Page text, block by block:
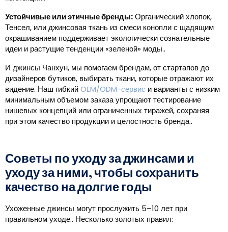
Устойчивые или этичные бренды:Органический хлопок,
Тенсел, или джинсовая ткань из смеси конопли с щадящим
окрашиванием поддерживает экологически сознательные
идеи и растущие тенденции «зеленой» моды..
И джинсы Чанхун, мы помогаем брендам, от стартапов до
дизайнеров бутиков, выбирать ткани, которые отражают их
видение. Наш гибкийOEM/ODM-сервис и варианты с низким
минимальным объемом заказа упрощают тестирование
нишевых концепций или ограниченных тиражей, сохраняя
при этом качество продукции и целостность бренда..
Советы по уходу за джинсами и
уходу за ними, чтобы сохранить
качество на долгие годы
Ухоженные джинсы могут прослужить 5–10 лет при
правильном уходе.. Несколько золотых правил: